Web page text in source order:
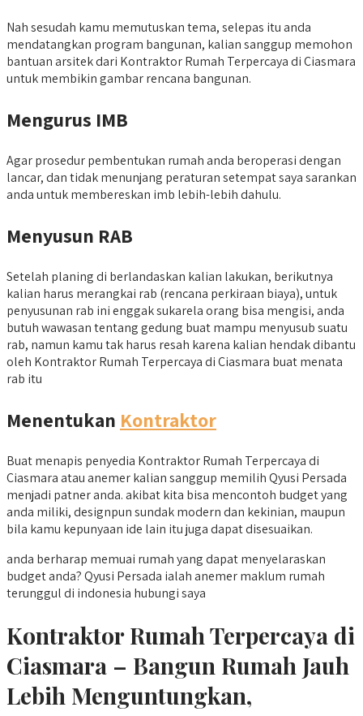
Nah sesudah kamu memutuskan tema, selepas itu anda
mendatangkan program bangunan, kalian sanggup memohon
bantuan arsitek dari Kontraktor Rumah Terpercaya di Ciasmara
untuk membikin gambar rencana bangunan.
Mengurus IMB
Agar prosedur pembentukan rumah anda beroperasi dengan
lancar, dan tidak menunjang peraturan setempat saya sarankan
anda untuk membereskan imb lebih-lebih dahulu.
Menyusun RAB
Setelah planing di berlandaskan kalian lakukan, berikutnya
kalian harus merangkai rab (rencana perkiraan biaya), untuk
penyusunan rab ini enggak sukarela orang bisa mengisi, anda
butuh wawasan tentang gedung buat mampu menyusub suatu
rab, namun kamu tak harus resah karena kalian hendak dibantu
oleh Kontraktor Rumah Terpercaya di Ciasmara buat menata
rab itu
Menentukan Kontraktor
Buat menapis penyedia Kontraktor Rumah Terpercaya di
Ciasmara atau anemer kalian sanggup memilih Qyusi Persada
menjadi patner anda. akibat kita bisa mencontoh budget yang
anda miliki, designpun sundak modern dan kekinian, maupun
bila kamu kepunyaan ide lain itu juga dapat disesuaikan.
anda berharap memuai rumah yang dapat menyelaraskan
budget anda? Qyusi Persada ialah anemer maklum rumah
terunggul di indonesia hubungi saya
Kontraktor Rumah Terpercaya di
Ciasmara – Bangun Rumah Jauh
Lebih Menguntungkan,